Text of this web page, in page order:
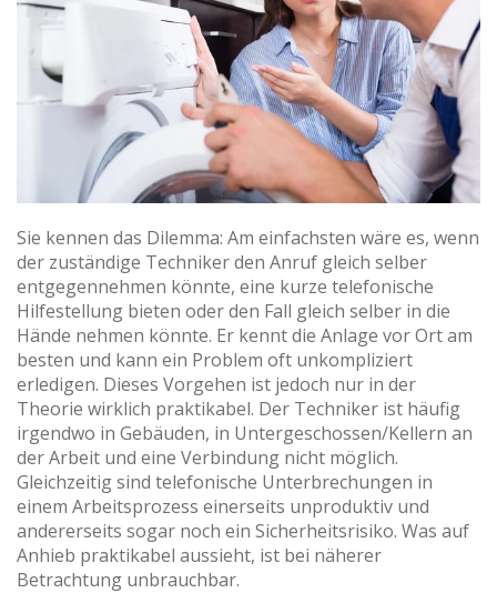
Sie kennen das Dilemma: Am einfachsten wäre es, wenn
der zuständige Techniker den Anruf gleich selber
entgegennehmen könnte, eine kurze telefonische
Hilfestellung bieten oder den Fall gleich selber in die
Hände nehmen könnte. Er kennt die Anlage vor Ort am
besten und kann ein Problem oft unkompliziert
erledigen. Dieses Vorgehen ist jedoch nur in der
Theorie wirklich praktikabel. Der Techniker ist häufig
irgendwo in Gebäuden, in Untergeschossen/Kellern an
der Arbeit und eine Verbindung nicht möglich.
Gleichzeitig sind telefonische Unterbrechungen in
einem Arbeitsprozess einerseits unproduktiv und
andererseits sogar noch ein Sicherheitsrisiko. Was auf
Anhieb praktikabel aussieht, ist bei näherer
Betrachtung unbrauchbar.